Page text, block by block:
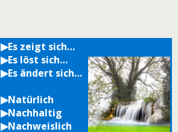
▶Es ändert sich…
▶Natürlich
▶Nachweislich
▶Ganzheitlich